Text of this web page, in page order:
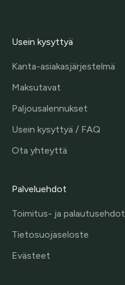
Usein kysyttyä
Kanta-asiakasjärjestelmä
Maksutavat
Paljousalennukset
Usein kysyttyä / FAQ
Ota yhteyttä
Palveluehdot
Toimitus- ja palautusehdot
Tietosuojaseloste
Evästeet